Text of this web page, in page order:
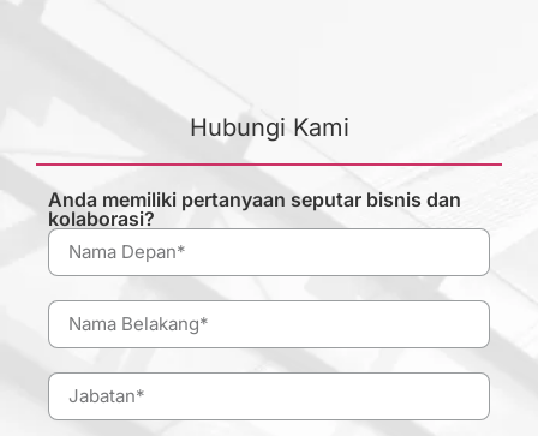
Hubungi Kami
Anda memiliki pertanyaan seputar bisnis dan
kolaborasi?